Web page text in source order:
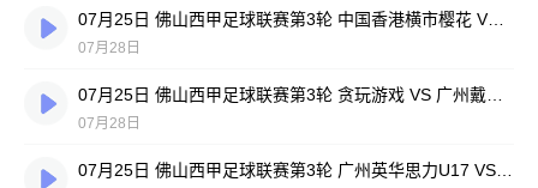
07月25日 佛山西甲足球联赛第3轮 中国香港横市樱花 VS 吉图省实青年 全场录像
07月28日
07月28日